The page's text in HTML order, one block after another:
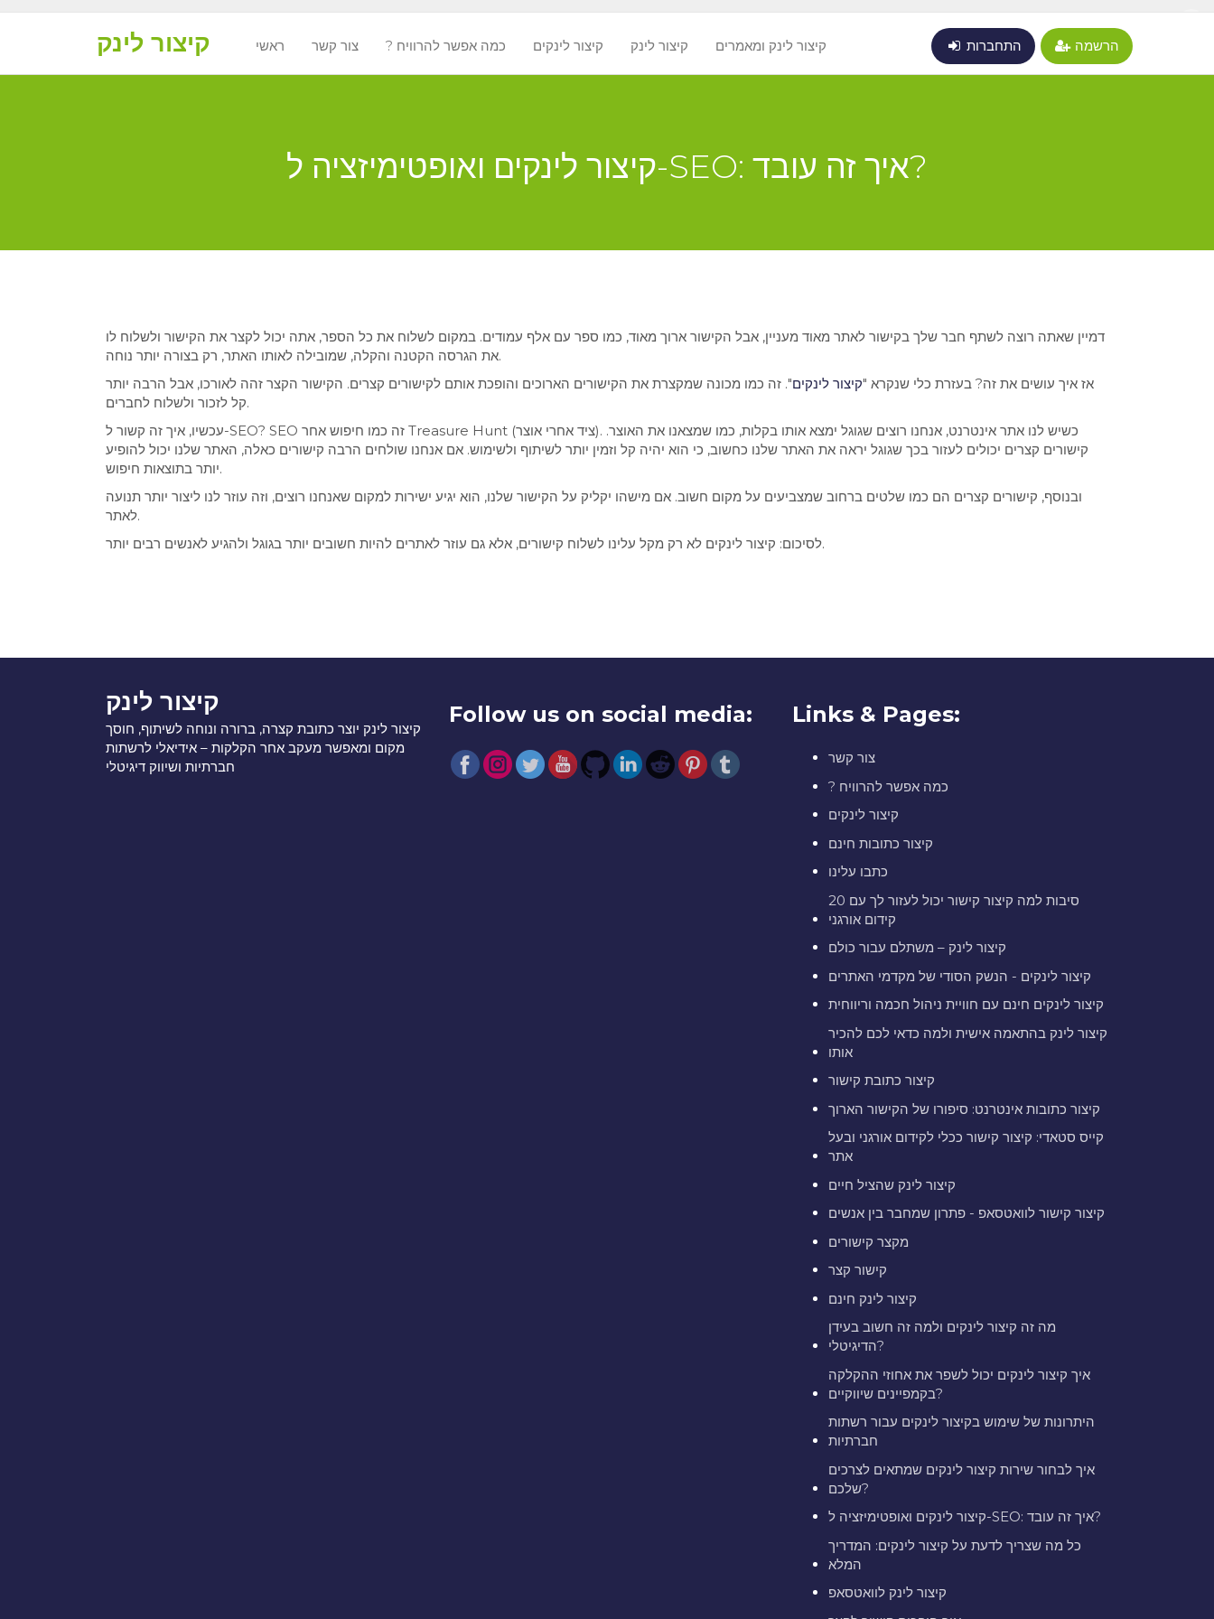
קיצור לינק ראשי צור קשר ? כמה אפשר להרוויח קיצור לינקים קיצור לינק קיצור לינק ומאמרים התחברות הרשמה
קיצור לינקים ואופטימיזציה ל-SEO: איך זה עובד?
דמיין שאתה רוצה לשתף חבר שלך בקישור לאתר מאוד מעניין, אבל הקישור ארוך מאוד, כמו ספר עם אלף עמודים. במקום לשלוח את כל הספר, אתה יכול לקצר את הקישור ולשלוח לו
את הגרסה הקטנה והקלה, שמובילה לאותו האתר, רק בצורה יותר נוחה.
אז איך עושים את זה? בעזרת כלי שנקרא "קיצור לינקים". זה כמו מכונה שמקצרת את הקישורים הארוכים והופכת אותם לקישורים קצרים. הקישור הקצר זהה לאורכו, אבל הרבה יותר
קל לזכור ולשלוח לחברים.
עכשיו, איך זה קשור ל-SEO? SEO זה כמו חיפוש אחר Treasure Hunt (ציד אחרי אוצר). כשיש לנו אתר אינטרנט, אנחנו רוצים שגוגל ימצא אותו בקלות, כמו שמצאנו את האוצר.
קישורים קצרים יכולים לעזור בכך שגוגל יראה את האתר שלנו כחשוב, כי הוא יהיה קל וזמין יותר לשיתוף ולשימוש. אם אנחנו שולחים הרבה קישורים כאלה, האתר שלנו יכול להופיע
יותר בתוצאות חיפוש.
ובנוסף, קישורים קצרים הם כמו שלטים ברחוב שמצביעים על מקום חשוב. אם מישהו יקליק על הקישור שלנו, הוא יגיע ישירות למקום שאנחנו רוצים, וזה עוזר לנו ליצור יותר תנועה
לאתר.
לסיכום: קיצור לינקים לא רק מקל עלינו לשלוח קישורים, אלא גם עוזר לאתרים להיות חשובים יותר בגוגל ולהגיע לאנשים רבים יותר.
קיצור לינק
קיצור לינק יוצר כתובת קצרה, ברורה ונוחה לשיתוף, חוסך
מקום ומאפשר מעקב אחר הקלקות – אידיאלי לרשתות
חברתיות ושיווק דיגיטלי
Follow us on social media: Links & Pages:
צור קשר
? כמה אפשר להרוויח
קיצור לינקים
קיצור כתובות חינם
כתבו עלינו
20 סיבות למה קיצור קישור יכול לעזור לך עם
קידום אורגני
קיצור לינק – משתלם עבור כולם
קיצור לינקים - הנשק הסודי של מקדמי האתרים
קיצור לינקים חינם עם חוויית ניהול חכמה וריווחית
קיצור לינק בהתאמה אישית ולמה כדאי לכם להכיר
אותו
קיצור כתובת קישור
קיצור כתובות אינטרנט: סיפורו של הקישור הארוך
קייס סטאדי: קיצור קישור ככלי לקידום אורגני ובעל
אתר
קיצור לינק שהציל חיים
קיצור קישור לוואטסאפ - פתרון שמחבר בין אנשים
מקצר קישורים
קישור קצר
קיצור לינק חינם
מה זה קיצור לינקים ולמה זה חשוב בעידן
הדיגיטלי?
איך קיצור לינקים יכול לשפר את אחוזי ההקלקה
בקמפיינים שיווקיים?
היתרונות של שימוש בקיצור לינקים עבור רשתות
חברתיות
איך לבחור שירות קיצור לינקים שמתאים לצרכים
שלכם?
קיצור לינקים ואופטימיזציה ל-SEO: איך זה עובד?
כל מה שצריך לדעת על קיצור לינקים: המדריך
המלא
קיצור לינק לוואטסאפ